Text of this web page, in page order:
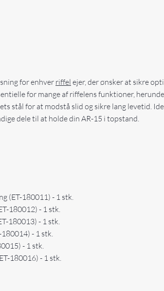
for enhver riffel ejer, der ønsker at sikre
for mange af riffelens funktioner,
stål for at modstå slid og sikre lang levetid.
dele til at holde din AR-15 i topstand.
(ET-180011) - 1 stk.
180012) - 1 stk.
180013) - 1 stk.
180014) - 1 stk.
- 1 stk.
180016) - 1 stk.